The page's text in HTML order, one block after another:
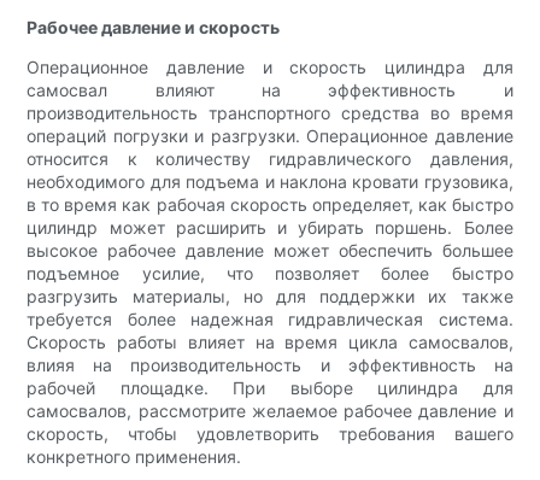
Рабочее давление и скорость
Операционное давление и скорость цилиндра для
самосвал влияют на эффективность и
производительность транспортного средства во время
операций погрузки и разгрузки. Операционное давление
относится к количеству гидравлического давления,
необходимого для подъема и наклона кровати грузовика,
в то время как рабочая скорость определяет, как быстро
цилиндр может расширить и убирать поршень. Более
высокое рабочее давление может обеспечить большее
подъемное усилие, что позволяет более быстро
разгрузить материалы, но для поддержки их также
требуется более надежная гидравлическая система.
Скорость работы влияет на время цикла самосвалов,
влияя на производительность и эффективность на
рабочей площадке. При выборе цилиндра для
самосвалов, рассмотрите желаемое рабочее давление и
скорость, чтобы удовлетворить требования вашего
конкретного применения.